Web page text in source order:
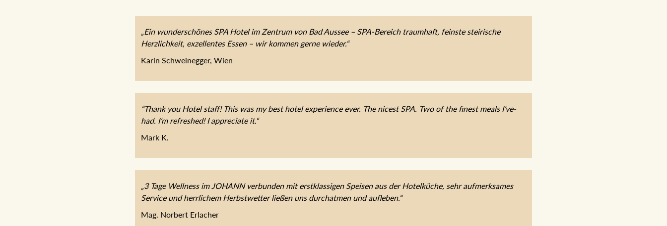
„Ein wunderschönes SPA Hotel im Zentrum von Bad Aussee – SPA-Bereich traumhaft, feinste steirische
Herzlichkeit, exzellentes Essen – wir kommen gerne wieder.“
Karin Schweinegger, Wien
“Thank you Hotel staff! This was my best hotel experience ever. The nicest SPA. Two of the finest meals I’ve-
had. I’m refreshed! I appreciate it.“
Mark K.
„3 Tage Wellness im JOHANN verbunden mit erstklassigen Speisen aus der Hotelküche, sehr aufmerksames
Service und herrlichem Herbstwetter ließen uns durchatmen und aufleben.“
Mag. Norbert Erlacher